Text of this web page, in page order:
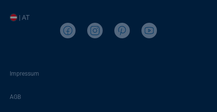
| AT
Impressum
AGB